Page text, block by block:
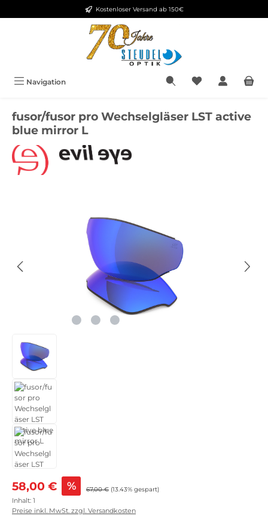
Zum Hauptinhalt springenKostenloser Versand ab 150€
Navigation
fusor/fusor pro Wechselgläser LST active
blue mirror L
Verkaufspreis:
58,00 € % Regulärer Preis:
67,00 € (13.43% gespart)
Inhalt: 1
Preise inkl. MwSt. zzgl. Versandkosten